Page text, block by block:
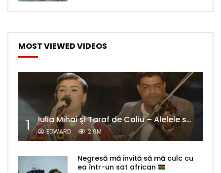
MOST VIEWED VIDEOS
1 Iulia Mihai şi Taraf de Caliu – Alelele sălcioară (@#VedetaPopulară)
EDWARD 2.9M
Negresă mă invită să mă culc cu
ea într-un sat african